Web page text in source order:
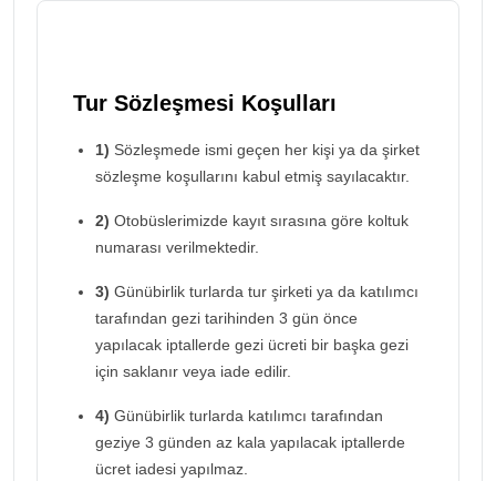
Tur Sözleşmesi Koşulları
1) Sözleşmede ismi geçen her kişi ya da şirket
sözleşme koşullarını kabul etmiş sayılacaktır.
2) Otobüslerimizde kayıt sırasına göre koltuk
numarası verilmektedir.
3) Günübirlik turlarda tur şirketi ya da katılımcı
tarafından gezi tarihinden 3 gün önce
yapılacak iptallerde gezi ücreti bir başka gezi
için saklanır veya iade edilir.
4) Günübirlik turlarda katılımcı tarafından
geziye 3 günden az kala yapılacak iptallerde
ücret iadesi yapılmaz.